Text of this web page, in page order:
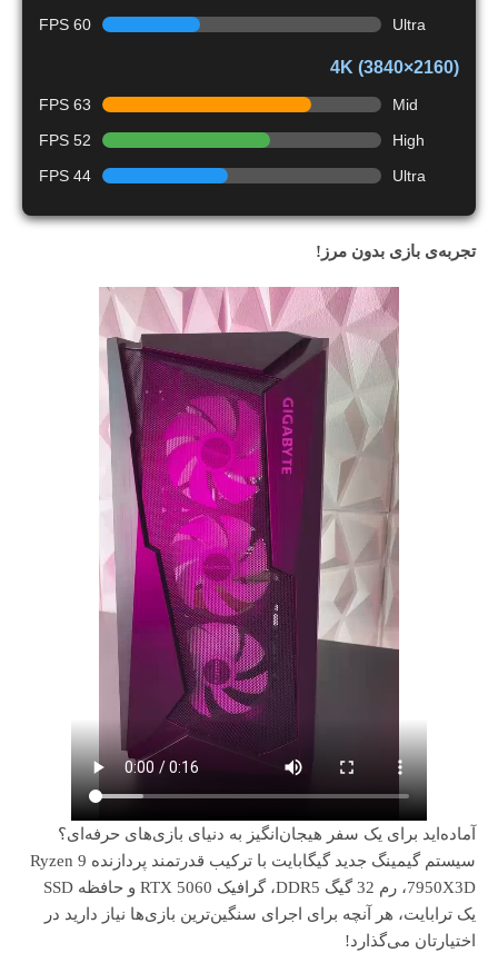
Ultra
60 FPS
4K (3840×2160)
Mid
63 FPS
High
52 FPS
Ultra
44 FPS
تجربه‌ی بازی بدون مرز!
آماده‌اید برای یک سفر هیجان‌انگیز به دنیای بازی‌های حرفه‌ای؟
سیستم گیمینگ جدید گیگابایت با ترکیب قدرتمند پردازنده Ryzen 9
7950X3D، رم 32 گیگ DDR5، گرافیک RTX 5060 و حافظه SSD
یک ترابایت، هر آنچه برای اجرای سنگین‌ترین بازی‌ها نیاز دارید در
اختیارتان می‌گذارد!